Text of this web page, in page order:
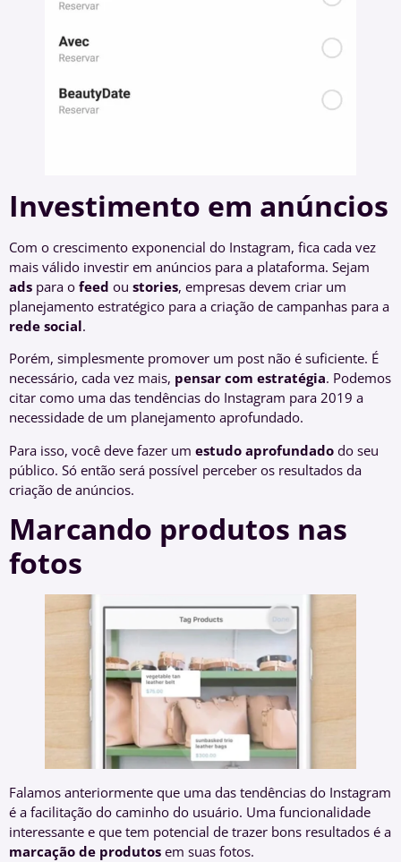
Investimento em anúncios
Com o crescimento exponencial do Instagram, fica cada vez
mais válido investir em anúncios para a plataforma. Sejam
ads para o feed ou stories, empresas devem criar um
planejamento estratégico para a criação de campanhas para a
rede social.
Porém, simplesmente promover um post não é suficiente. É
necessário, cada vez mais, pensar com estratégia. Podemos
citar como uma das tendências do Instagram para 2019 a
necessidade de um planejamento aprofundado.
Para isso, você deve fazer um estudo aprofundado do seu
público. Só então será possível perceber os resultados da
criação de anúncios.
Marcando produtos nas
fotos
Falamos anteriormente que uma das tendências do Instagram
é a facilitação do caminho do usuário. Uma funcionalidade
interessante e que tem potencial de trazer bons resultados é a
marcação de produtos em suas fotos.